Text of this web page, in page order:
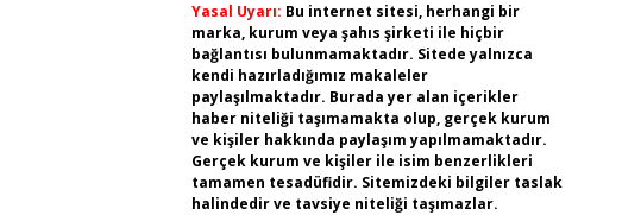
Yasal Uyarı: Bu internet sitesi, herhangi bir
marka, kurum veya şahıs şirketi ile hiçbir
bağlantısı bulunmamaktadır. Sitede yalnızca
kendi hazırladığımız makaleler
paylaşılmaktadır. Burada yer alan içerikler
haber niteliği taşımamakta olup, gerçek kurum
ve kişiler hakkında paylaşım yapılmamaktadır.
Gerçek kurum ve kişiler ile isim benzerlikleri
tamamen tesadüfidir. Sitemizdeki bilgiler taslak
halindedir ve tavsiye niteliği taşımazlar.